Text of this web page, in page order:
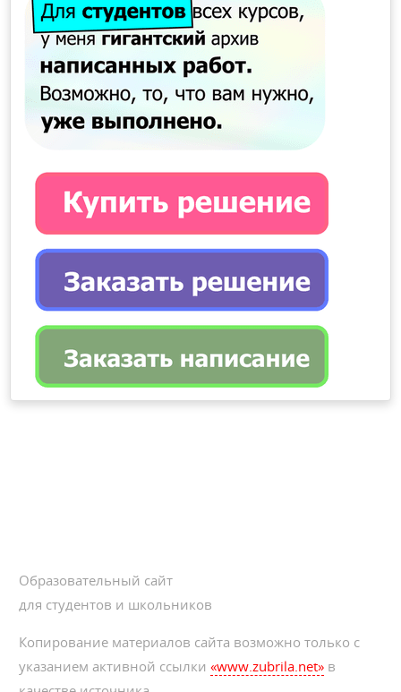
Образовательный сайт
для студентов и школьников
Копирование материалов сайта возможно только с
указанием активной ссылки«www.zubrila.net» в